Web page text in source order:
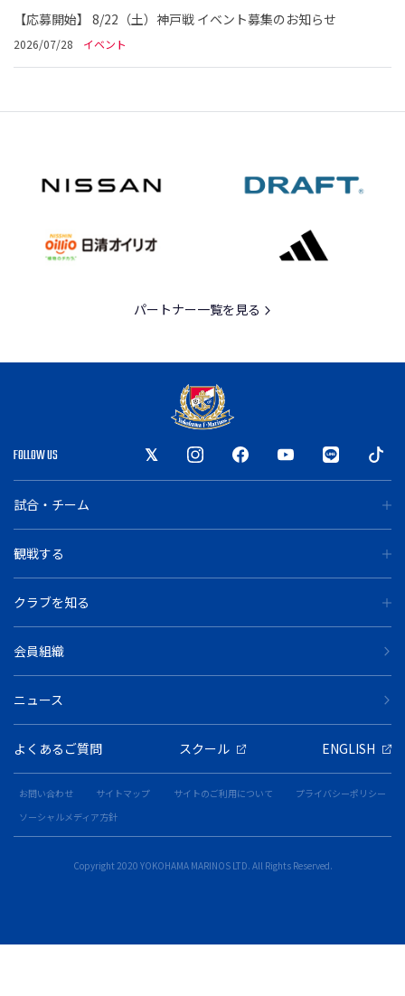
【応募開始】 8/22（土）神戸戦 イベント募集のお知らせ
2026/07/28 イベント
パートナー一覧を見る
FOLLOW US
試合・チーム
観戦する
クラブを知る
会員組織
ニュース
よくあるご質問 スクール ENGLISH
お問い合わせ サイトマップ サイトのご利用について
プライバシーポリシー
ソーシャルメディア方針
Copyright 2020 YOKOHAMA MARINOS LTD. All Rights Reserved.